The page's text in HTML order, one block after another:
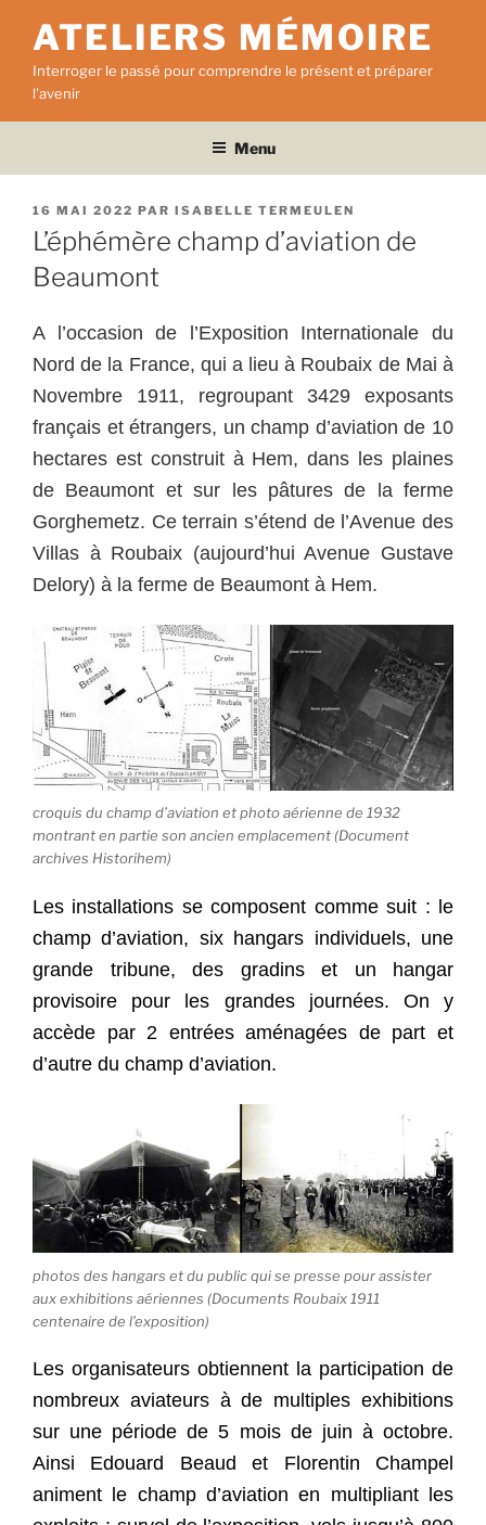
contenu
principal
ATELIERS MÉMOIRE
Interroger le passé pour comprendre le présent et préparer
l'avenir
Menu
PUBLIÉ
LE
16 MAI 2022 PAR ISABELLE TERMEULEN
L’éphémère champ d’aviation de
Beaumont
A l’occasion de l’Exposition Internationale du
Nord de la France, qui a lieu à Roubaix de Mai à
Novembre 1911, regroupant 3429 exposants
français et étrangers, un champ d’aviation de 10
hectares est construit à Hem, dans les plaines
de Beaumont et sur les pâtures de la ferme
Gorghemetz. Ce terrain s’étend de l’Avenue des
Villas à Roubaix (aujourd’hui Avenue Gustave
Delory) à la ferme de Beaumont à Hem.
croquis du champ d’aviation et photo aérienne de 1932
montrant en partie son ancien emplacement (Document
archives Historihem)
Les installations se composent comme suit : le
champ d’aviation, six hangars individuels, une
grande tribune, des gradins et un hangar
provisoire pour les grandes journées. On y
accède par 2 entrées aménagées de part et
d’autre du champ d’aviation.
photos des hangars et du public qui se presse pour assister
aux exhibitions aériennes (Documents Roubaix 1911
centenaire de l’exposition)
Les organisateurs obtiennent la participation de
nombreux aviateurs à de multiples exhibitions
sur une période de 5 mois de juin à octobre.
Ainsi Edouard Beaud et Florentin Champel
animent le champ d’aviation en multipliant les